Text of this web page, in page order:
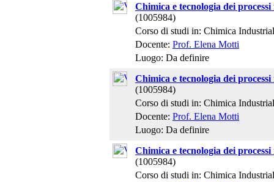
Chimica e tecnologia dei
(1005984)
Corso di studi in: Chimica
Docente: Prof. Elena Motti
Luogo: Da definire
Chimica e tecnologia dei
(1005984)
Corso di studi in: Chimica
Docente: Prof. Elena Motti
Luogo: Da definire
Chimica e tecnologia dei
(1005984)
Corso di studi in: Chimica